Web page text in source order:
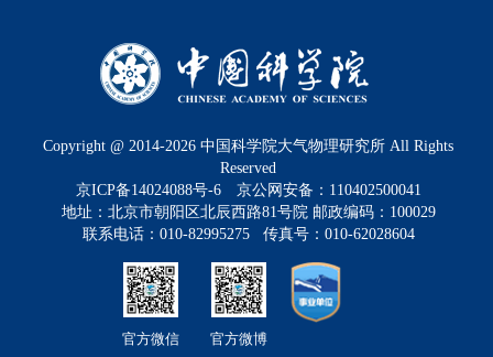
Copyright @ 2014-2026 中国科学院大气物理研究所 All Rights
Reserved
京ICP备14024088号-6
京公网安备：110402500041
地址：北京市朝阳区北辰西路81号院 邮政编码：100029
联系电话：010-82995275 传真号：010-62028604
官方微信 官方微博